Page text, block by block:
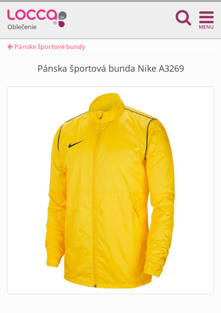
Oblečenie MENU
Pánske športové bundy
Pánska športová bunda Nike A3269